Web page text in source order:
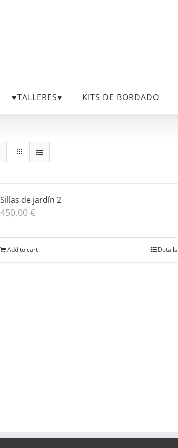
♥TALLERES♥ KITS DE BORDADO
Sillas de jardín 2
450,00 €
Add to cart Details